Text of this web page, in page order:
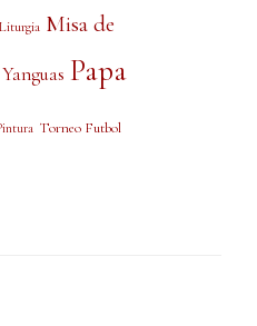
Liturgia Misa de
Papa
Torneo Futbol